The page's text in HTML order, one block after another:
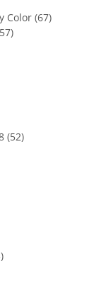
Color(67)
(52)